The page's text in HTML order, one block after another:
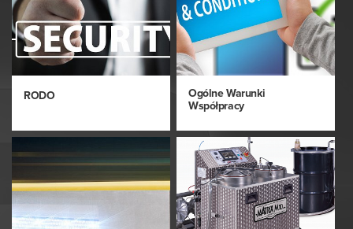
RODO
Ogólne Warunki
Współpracy